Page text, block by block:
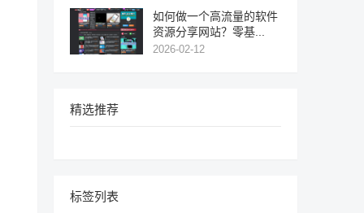
如何做一个高流量的软件
资源分享网站？零基...
2026-02-12
精选推荐
标签列表